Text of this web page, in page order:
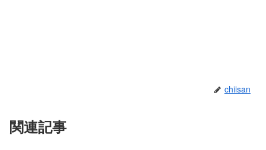
chiisan
関連記事